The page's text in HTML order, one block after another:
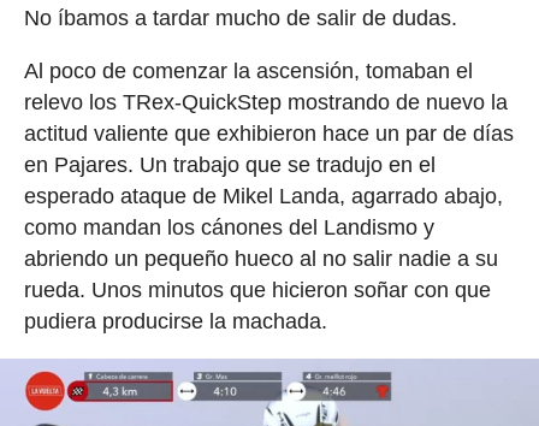
No íbamos a tardar mucho de salir de dudas.
Al poco de comenzar la ascensión, tomaban el
relevo los TRex-QuickStep mostrando de nuevo la
actitud valiente que exhibieron hace un par de días
en Pajares. Un trabajo que se tradujo en el
esperado ataque de Mikel Landa, agarrado abajo,
como mandan los cánones del Landismo y
abriendo un pequeño hueco al no salir nadie a su
rueda. Unos minutos que hicieron soñar con que
pudiera producirse la machada.